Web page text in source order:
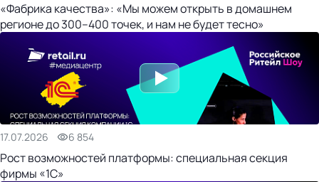
«Фабрика качества»: «Мы можем открыть в домашнем
регионе до 300–400 точек, и нам не будет тесно»
17.07.2026 6 854
Рост возможностей платформы: специальная секция
фирмы «1С»